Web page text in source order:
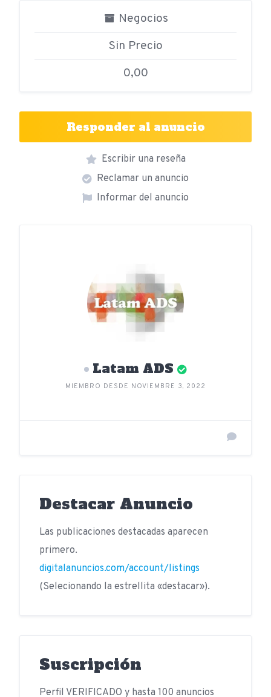
Negocios
Sin Precio
0,00
Responder al anuncio
Escribir una reseña
Reclamar un anuncio
Informar del anuncio
Latam ADS
MIEMBRO DESDE NOVIEMBRE 3, 2022
Destacar Anuncio
Las publicaciones destacadas aparecen
primero.
digitalanuncios.com/account/listings
(Selecionando la estrellita «destacar»).
Suscripción
Perfil VERIFICADO y hasta 100 anuncios